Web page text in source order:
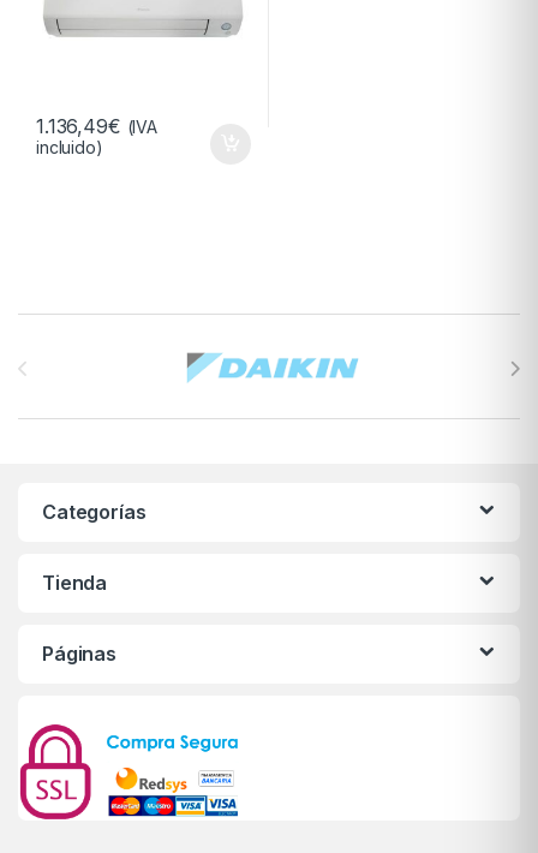
1.136,49€ (IVA
incluido)
Categorías
Tienda
Páginas